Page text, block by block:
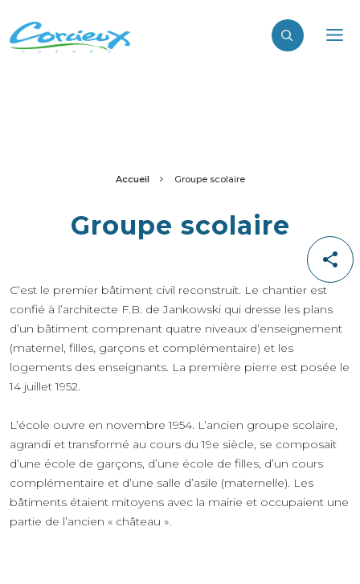
Accueil Groupe scolaire
Groupe scolaire
C’est le premier bâtiment civil reconstruit. Le chantier est
confié à l’architecte F.B. de Jankowski qui dresse les plans
d’un bâtiment comprenant quatre niveaux d’enseignement
(maternel, filles, garçons et complémentaire) et les
logements des enseignants. La première pierre est posée le
14 juillet 1952.
L’école ouvre en novembre 1954. L’ancien groupe scolaire,
agrandi et transformé au cours du 19e siècle, se composait
d’une école de garçons, d’une école de filles, d’un cours
complémentaire et d’une salle d’asile (maternelle). Les
bâtiments étaient mitoyens avec la mairie et occupaient une
partie de l’ancien « château ».